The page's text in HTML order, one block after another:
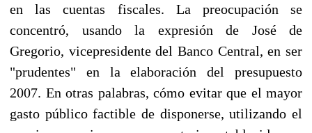
en las cuentas fiscales. La preocupación se
concentró, usando la expresión de José de
Gregorio, vicepresidente del Banco Central, en ser
"prudentes" en la elaboración del presupuesto
2007. En otras palabras, cómo evitar que el mayor
gasto público factible de disponerse, utilizando el